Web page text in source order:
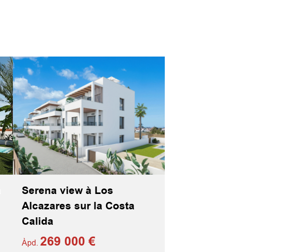
Serena view à Los
Alcazares sur la Costa
Calida
Àpd. 269 000 €